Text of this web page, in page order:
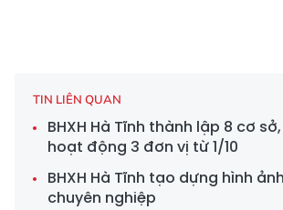
TIN LIÊN QUAN
BHXH Hà Tĩnh thành lập 8 cơ
hoạt động 3 đơn vị từ 1/10
BHXH Hà Tĩnh tạo dựng hình
chuyên nghiệp